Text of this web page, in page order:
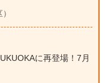
に再登場！7月